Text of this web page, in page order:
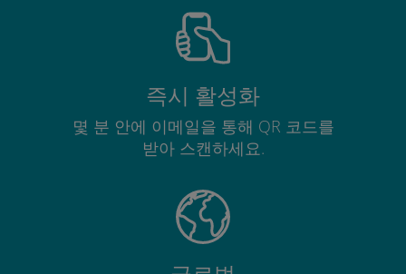
즉시 활성화
몇 분 안에 이메일을 통해 QR 코드를
받아 스캔하세요.